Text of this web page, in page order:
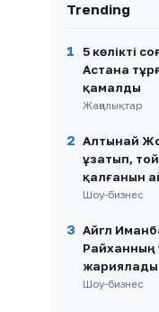
10
Trending
1
5 көлікті
Астана
қамалды
Жаңалықтар
2 Алтынай
ұзатып,
қалғанын
Шоу-бизнес
3 Айгүл
Райханның
жариялады
Шоу-бизнес